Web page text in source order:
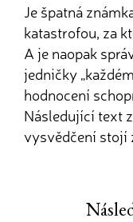
Je špatná
katastrofou, za
A je naopak
jedničky
hodnocení
Následující text
vysvědčení stojí